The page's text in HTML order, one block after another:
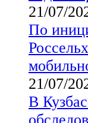
21/07/
По
21/07/
В